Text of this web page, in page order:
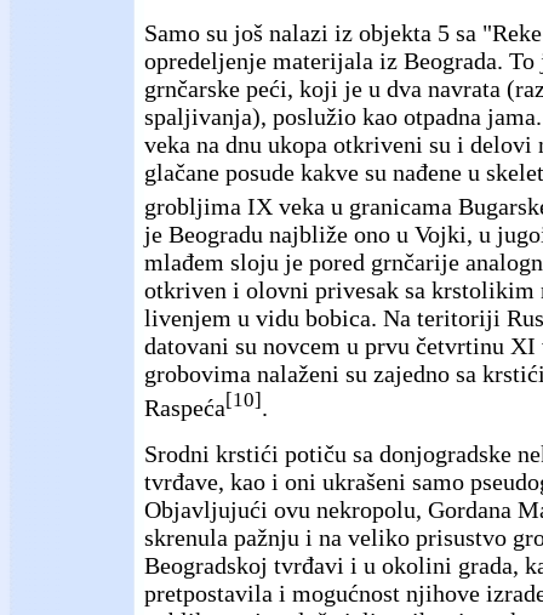
Samo su još nalazi iz objekta 5 sa
opredeljenje materijala iz Beograda. To
grnčarske peći, koji je u dva navrata
spaljivanja), poslužio kao otpadna
veka na dnu ukopa otkriveni su i delovi
glačane posude kakve su nađene u
grobljima IX veka u granicama
je Beogradu najbliže ono u Vojki, u
mlađem sloju je pored grnčarije
otkriven i olovni privesak sa krstolikim
livenjem u vidu bobica. Na teritoriji
datovani su novcem u prvu četvrtinu XI
grobovima nalaženi su zajedno sa
Raspeća[10]
Srodni krstići potiču sa donjogradske
tvrđave, kao i oni ukrašeni samo
Objavljujući ovu nekropolu, Gordana
skrenula pažnju i na veliko prisustvo
Beogradskoj tvrđavi i u okolini grada,
pretpostavila i mogućnost njihove